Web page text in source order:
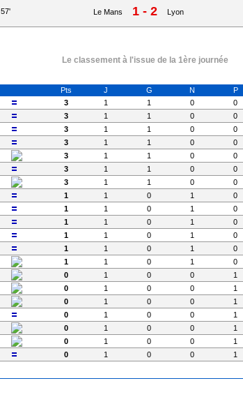
57' Le Mans 1 - 2 Lyon
Le classement à l'issue de la 1ère journée
Pts J G N P
3 1 1 0 0
3 1 1 0 0
3 1 1 0 0
3 1 1 0 0
3 1 1 0 0
3 1 1 0 0
3 1 1 0 0
1 1 0 1 0
1 1 0 1 0
1 1 0 1 0
1 1 0 1 0
1 1 0 1 0
1 1 0 1 0
0 1 0 0 1
0 1 0 0 1
0 1 0 0 1
0 1 0 0 1
0 1 0 0 1
0 1 0 0 1
0 1 0 0 1